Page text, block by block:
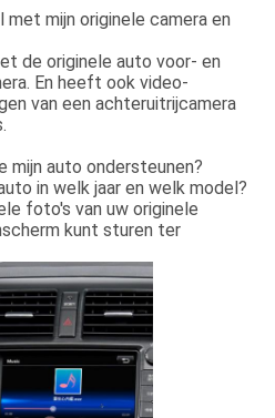
mijn originele camera en
de originele auto voor- en
En heeft ook video-
van een achteruitrijcamera
mijn auto ondersteunen?
in welk jaar en welk model?
foto's van uw originele
kunt sturen ter